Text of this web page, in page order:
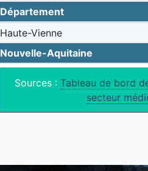
Département
Haute-Vienne
Nouvelle-Aquitaine
Sources : Tableau de bord
secteur